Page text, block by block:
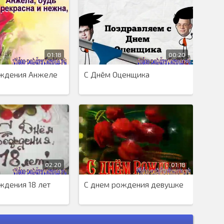
01:18
Анжеле
00:20
С Днём Оценщика
02:20
18 лет
01:18
С днем рождения девушке